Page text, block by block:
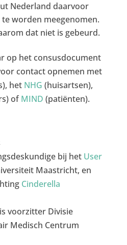
Nederland daarvoor
worden meegenomen.
dat niet is gebeurd.
op het consusdocument
contact opnemen met
het NHG (huisartsen),
ofMIND (patiënten).
bij het User
Maastricht, en
Cinderella
voorzitter Divisie
Medisch Centrum